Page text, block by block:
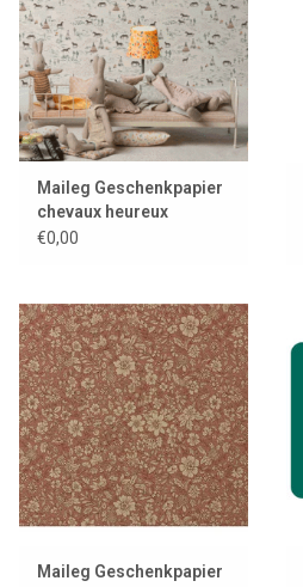
Maileg Geschenkpapier
chevaux heureux
€0,00
Maileg Geschenkpapier